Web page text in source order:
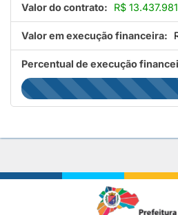
Valor do contrato: R$
Valor em execução financeira:
Percentual de execução